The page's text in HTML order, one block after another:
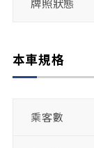
本車規格
乘客數